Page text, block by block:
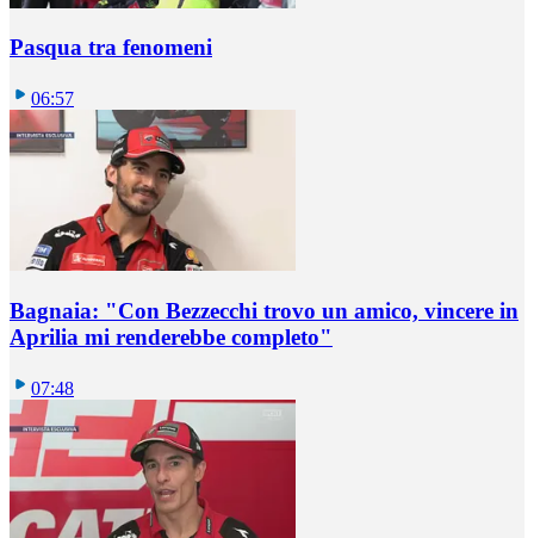
Pasqua tra fenomeni
06:57
Bagnaia: "Con Bezzecchi trovo un amico, vincere in
Aprilia mi renderebbe completo"
07:48